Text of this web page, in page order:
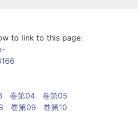
to link to this page:
巻第04
巻第05
巻第09
巻第10